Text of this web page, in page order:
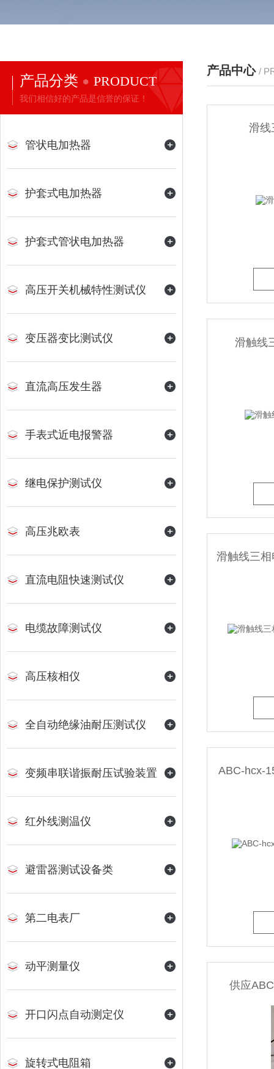
产品分类 PRODUCT
我们相信好的产品是信誉的保证！
管状电加热器
护套式电加热器
护套式管状电加热器
高压开关机械特性测试仪
变压器变比测试仪
直流高压发生器
手表式近电报警器
继电保护测试仪
高压兆欧表
直流电阻快速测试仪
电缆故障测试仪
高压核相仪
全自动绝缘油耐压测试仪
变频串联谐振耐压试验装置
红外线测温仪
避雷器测试设备类
第二电表厂
动平测量仪
开口闪点自动测定仪
旋转式电阻箱
产品中心 /
滑线
滑触线
ABC-hcx-
供应